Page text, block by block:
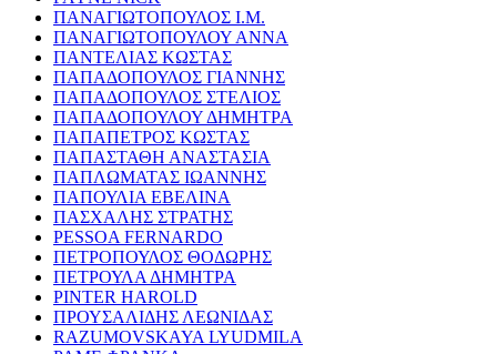
ΠΑΝΑΓΙΩΤΟΠΟΥΛΟΣ Ι.Μ.
ΠΑΝΑΓΙΩΤΟΠΟΥΛΟΥ ΑΝΝΑ
ΠΑΝΤΕΛΙΑΣ ΚΩΣΤΑΣ
ΠΑΠΑΔΟΠΟΥΛΟΣ ΓΙΑΝΝΗΣ
ΠΑΠΑΔΟΠΟΥΛΟΣ ΣΤΕΛΙΟΣ
ΠΑΠΑΔΟΠΟΥΛΟΥ ΔΗΜΗΤΡΑ
ΠΑΠΑΠΕΤΡΟΣ ΚΩΣΤΑΣ
ΠΑΠΑΣΤΑΘΗ ΑΝΑΣΤΑΣΙΑ
ΠΑΠΛΩΜΑΤΑΣ ΙΩΑΝΝΗΣ
ΠΑΠΟΥΛΙΑ ΕΒΕΛΙΝΑ
ΠΑΣΧΑΛΗΣ ΣΤΡΑΤΗΣ
PESSOA FERNARDO
ΠΕΤΡΟΠΟΥΛΟΣ ΘΟΔΩΡΗΣ
ΠΕΤΡΟΥΛΑ ΔΗΜΗΤΡΑ
PINTER HAROLD
ΠΡΟΥΣΑΛΙΔΗΣ ΛΕΩΝΙΔΑΣ
RAZUMOVSKAYA LYUDMILA